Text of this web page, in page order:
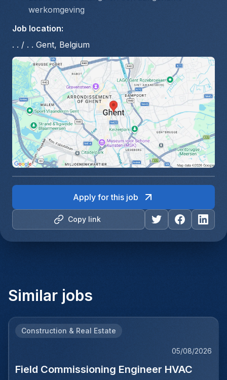
werkomgeving
Job location:
. . / . . Gent, Belgium
Copy link
Apply for this job
Similar jobs
Construction & Real Estate
05/08/2026
Field Commissioning Engineer HVAC